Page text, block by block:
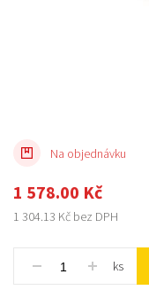
Na objednávku
1 578.00 Kč
1 304.13 Kč bez DPH
ks